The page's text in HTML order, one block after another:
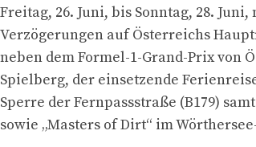
Freitag, 26. Juni, bis Sonntag, 28.
Verzögerungen auf Österreichs
neben dem Formel-1-Grand-Prix von
Spielberg, der einsetzende
Sperre der Fernpassstraße (B179)
sowie „Masters of Dirt“ im